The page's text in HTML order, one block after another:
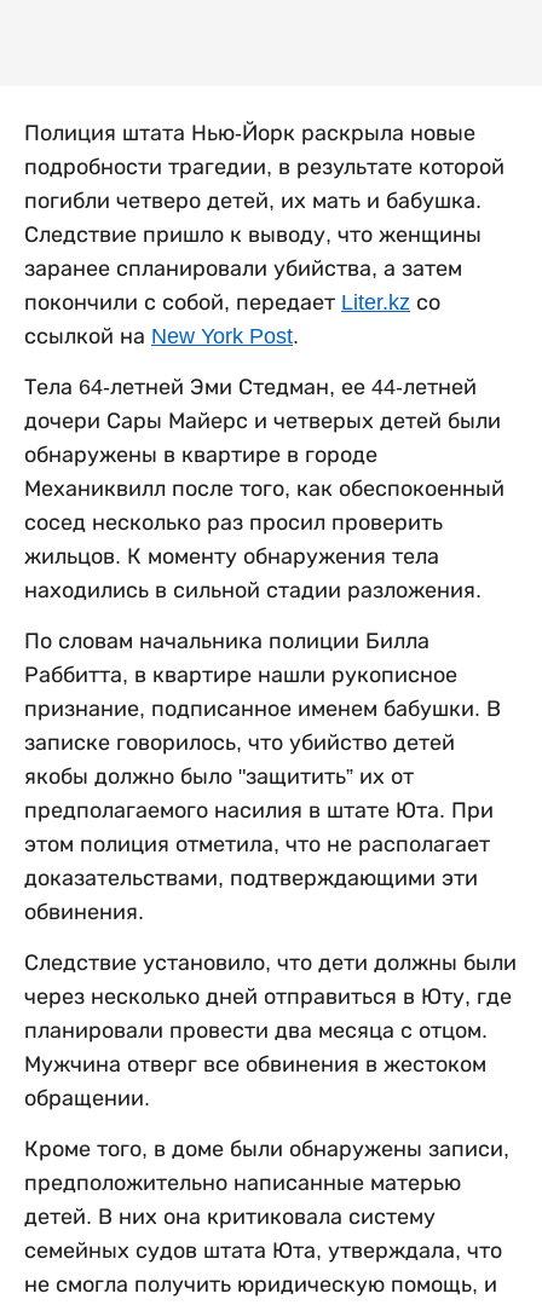
Полиция штата Нью-Йорк раскрыла новые
подробности трагедии, в результате которой
погибли четверо детей, их мать и бабушка.
Следствие пришло к выводу, что женщины
заранее спланировали убийства, а затем
покончили с собой, передает Liter.kz со
ссылкой на New York Post.
Тела 64-летней Эми Стедман, ее 44-летней
дочери Сары Майерс и четверых детей были
обнаружены в квартире в городе
Механиквилл после того, как обеспокоенный
сосед несколько раз просил проверить
жильцов. К моменту обнаружения тела
находились в сильной стадии разложения.
По словам начальника полиции Билла
Раббитта, в квартире нашли рукописное
признание, подписанное именем бабушки. В
записке говорилось, что убийство детей
якобы должно было "защитить” их от
предполагаемого насилия в штате Юта. При
этом полиция отметила, что не располагает
доказательствами, подтверждающими эти
обвинения.
Следствие установило, что дети должны были
через несколько дней отправиться в Юту, где
планировали провести два месяца с отцом.
Мужчина отверг все обвинения в жестоком
обращении.
Кроме того, в доме были обнаружены записи,
предположительно написанные матерью
детей. В них она критиковала систему
семейных судов штата Юта, утверждала, что
не смогла получить юридическую помощь, и